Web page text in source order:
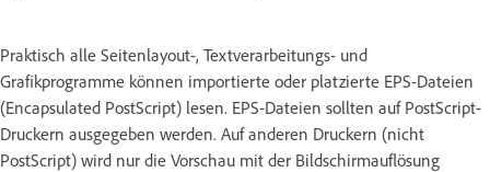
Praktisch alle Seitenlayout-, Textverarbeitungs- und
Grafikprogramme können importierte oder platzierte EPS-Dateien
(Encapsulated PostScript) lesen. EPS-Dateien sollten auf PostScript-
Druckern ausgegeben werden. Auf anderen Druckern (nicht
PostScript) wird nur die Vorschau mit der Bildschirmauflösung